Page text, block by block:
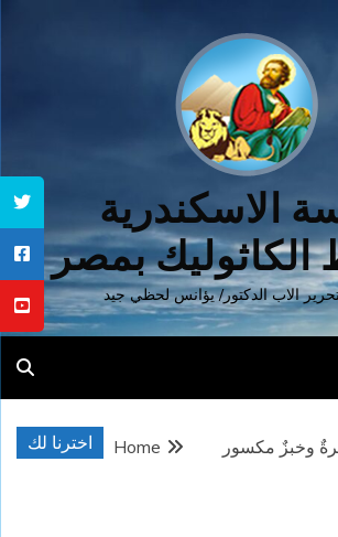
الاسكندرية
الكاثوليك بمصر
الاب الدكتور/ يؤانس لحظي جيد
اخترنا لك Home وخبزٌ مكسور